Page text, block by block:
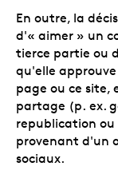
En outre, la
d'« aimer » un
tierce partie ou
qu'elle
page ou ce site,
partage (p. ex.
republication
provenant d'un
sociaux.